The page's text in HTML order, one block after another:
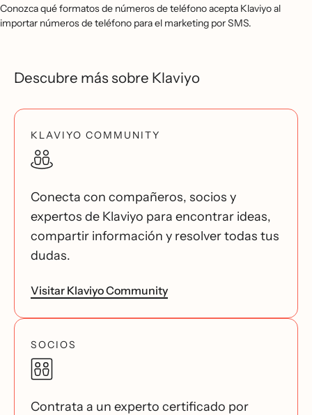
Conozca qué formatos de números de teléfono acepta Klaviyo al
importar números de teléfono para el marketing por SMS.
Descubre más sobre Klaviyo
KLAVIYO COMMUNITY
Conecta con compañeros, socios y
expertos de Klaviyo para encontrar ideas,
compartir información y resolver todas tus
dudas.
Visitar Klaviyo Community
SOCIOS
Contrata a un experto certificado por